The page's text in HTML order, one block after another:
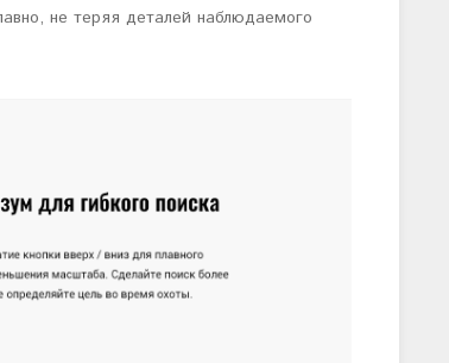
не теряя деталей наблюдаемого